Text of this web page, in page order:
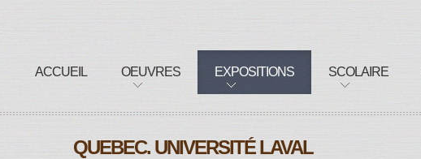
ACCUEIL OEUVRES EXPOSITIONS SCOLAIRE
QUEBEC. UNIVERSITÉ LAVAL